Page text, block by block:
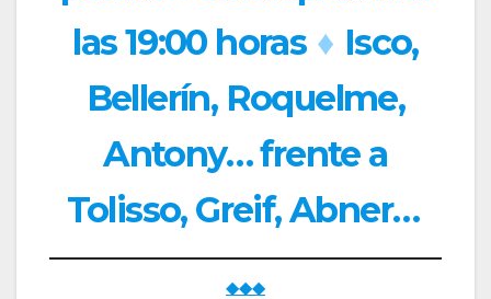
las 19:00 horas ♦ Isco,
Bellerín, Roquelme,
Antony… frente a
Tolisso, Greif, Abner…
◆◆◆